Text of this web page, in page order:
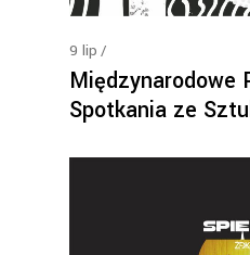
9 lip
Międzynarodowe
Spotkania ze